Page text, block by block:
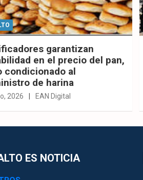
garantizan
en el precio del pan,
condicionado al
de harina
2026 EAN Digital
ES NOTICIA